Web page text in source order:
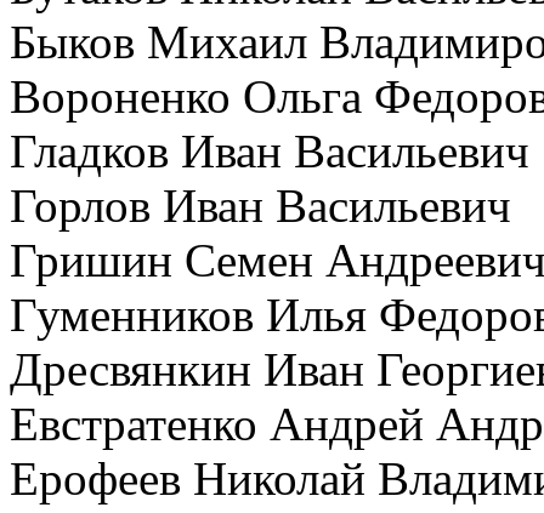
Быков Михаил
Вороненко Ольга
Гладков Иван Васильевич
Горлов Иван Васильевич
Гришин Семен
Гуменников Илья
Дресвянкин Иван
Евстратенко Андрей
Ерофеев Николай